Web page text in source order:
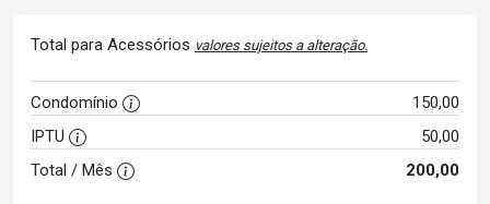
Total para Acessórios valores sujeitos a alteração.
Condomínio
150,00
IPTU
50,00
Total / Mês
200,00